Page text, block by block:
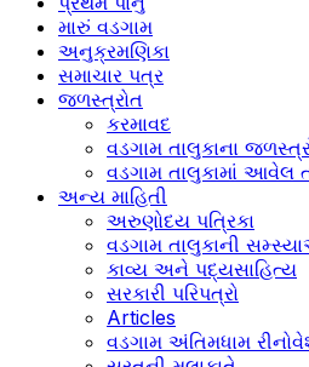
મારું વડગામ
અનુક્રમણિકા
સમાચાર પત્ર
જળસ્ત્રોત
કરમાવદ
વડગામ તાલુકાના
વડગામ તાલુકામાં આવેલ
અન્ય માહિતી
અરુણોદય પત્રિકા
વડગામ તાલુકાની
કાવ્ય અને પદ્યસાહિત્ય
સરકારી પરિપત્રો
Articles
વડગામ અંતિમધામ